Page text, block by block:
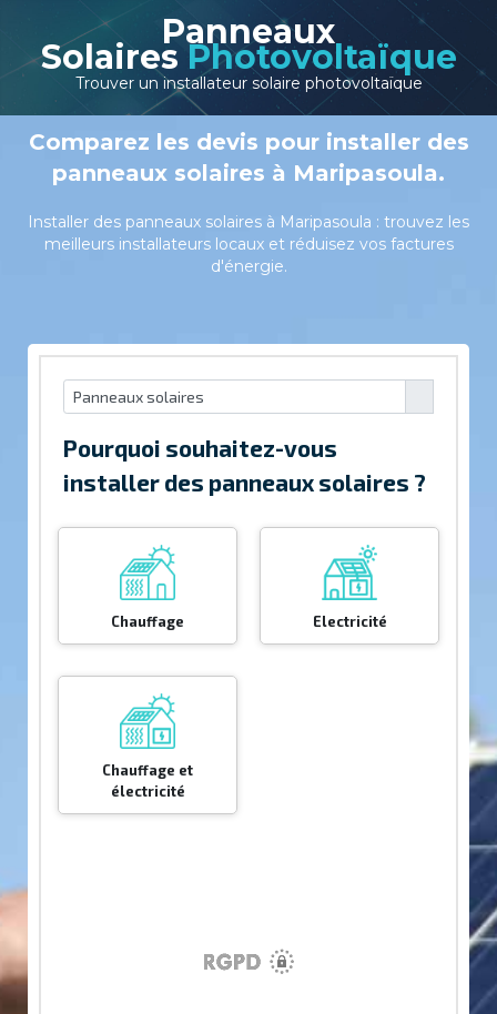
Panneaux
Solaires Photovoltaïque
Trouver un installateur solaire photovoltaïque
Comparez les devis pour installer des
panneaux solaires à Maripasoula.
Installer des panneaux solaires à Maripasoula : trouvez les
meilleurs installateurs locaux et réduisez vos factures
d'énergie.